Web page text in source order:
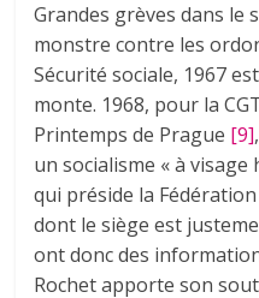
Grandes grèves dans le
monstre contre les
Sécurité sociale, 1967
monte. 1968, pour la
Printemps de Prague [9]
un socialisme « à visage
qui préside la
dont le siège est
ont donc des
Rochet apporte son